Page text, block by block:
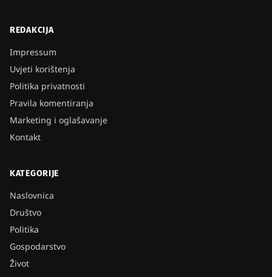
REDAKCIJA
Impressum
Uvjeti korištenja
Politika privatnosti
Pravila komentiranja
Marketing i oglašavanje
Kontakt
KATEGORIJE
Naslovnica
Društvo
Politika
Gospodarstvo
Život